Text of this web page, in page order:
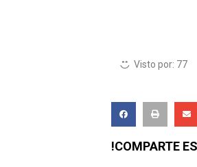
Visto por: 77
!COMPARTE